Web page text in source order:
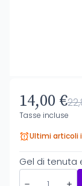
14,00 €
Tasse incluse
Ultimi articoli
Gel di tenuta